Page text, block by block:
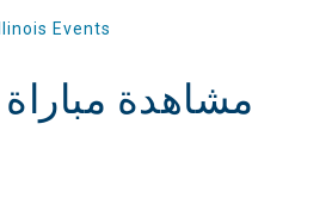
Illinois Events